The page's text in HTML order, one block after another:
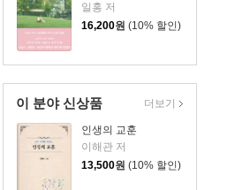
일홍 저
16,200원 (10% 할인)
이 분야 신상품
인생의 교훈
이해관 저
13,500원 (10% 할인)
더보기